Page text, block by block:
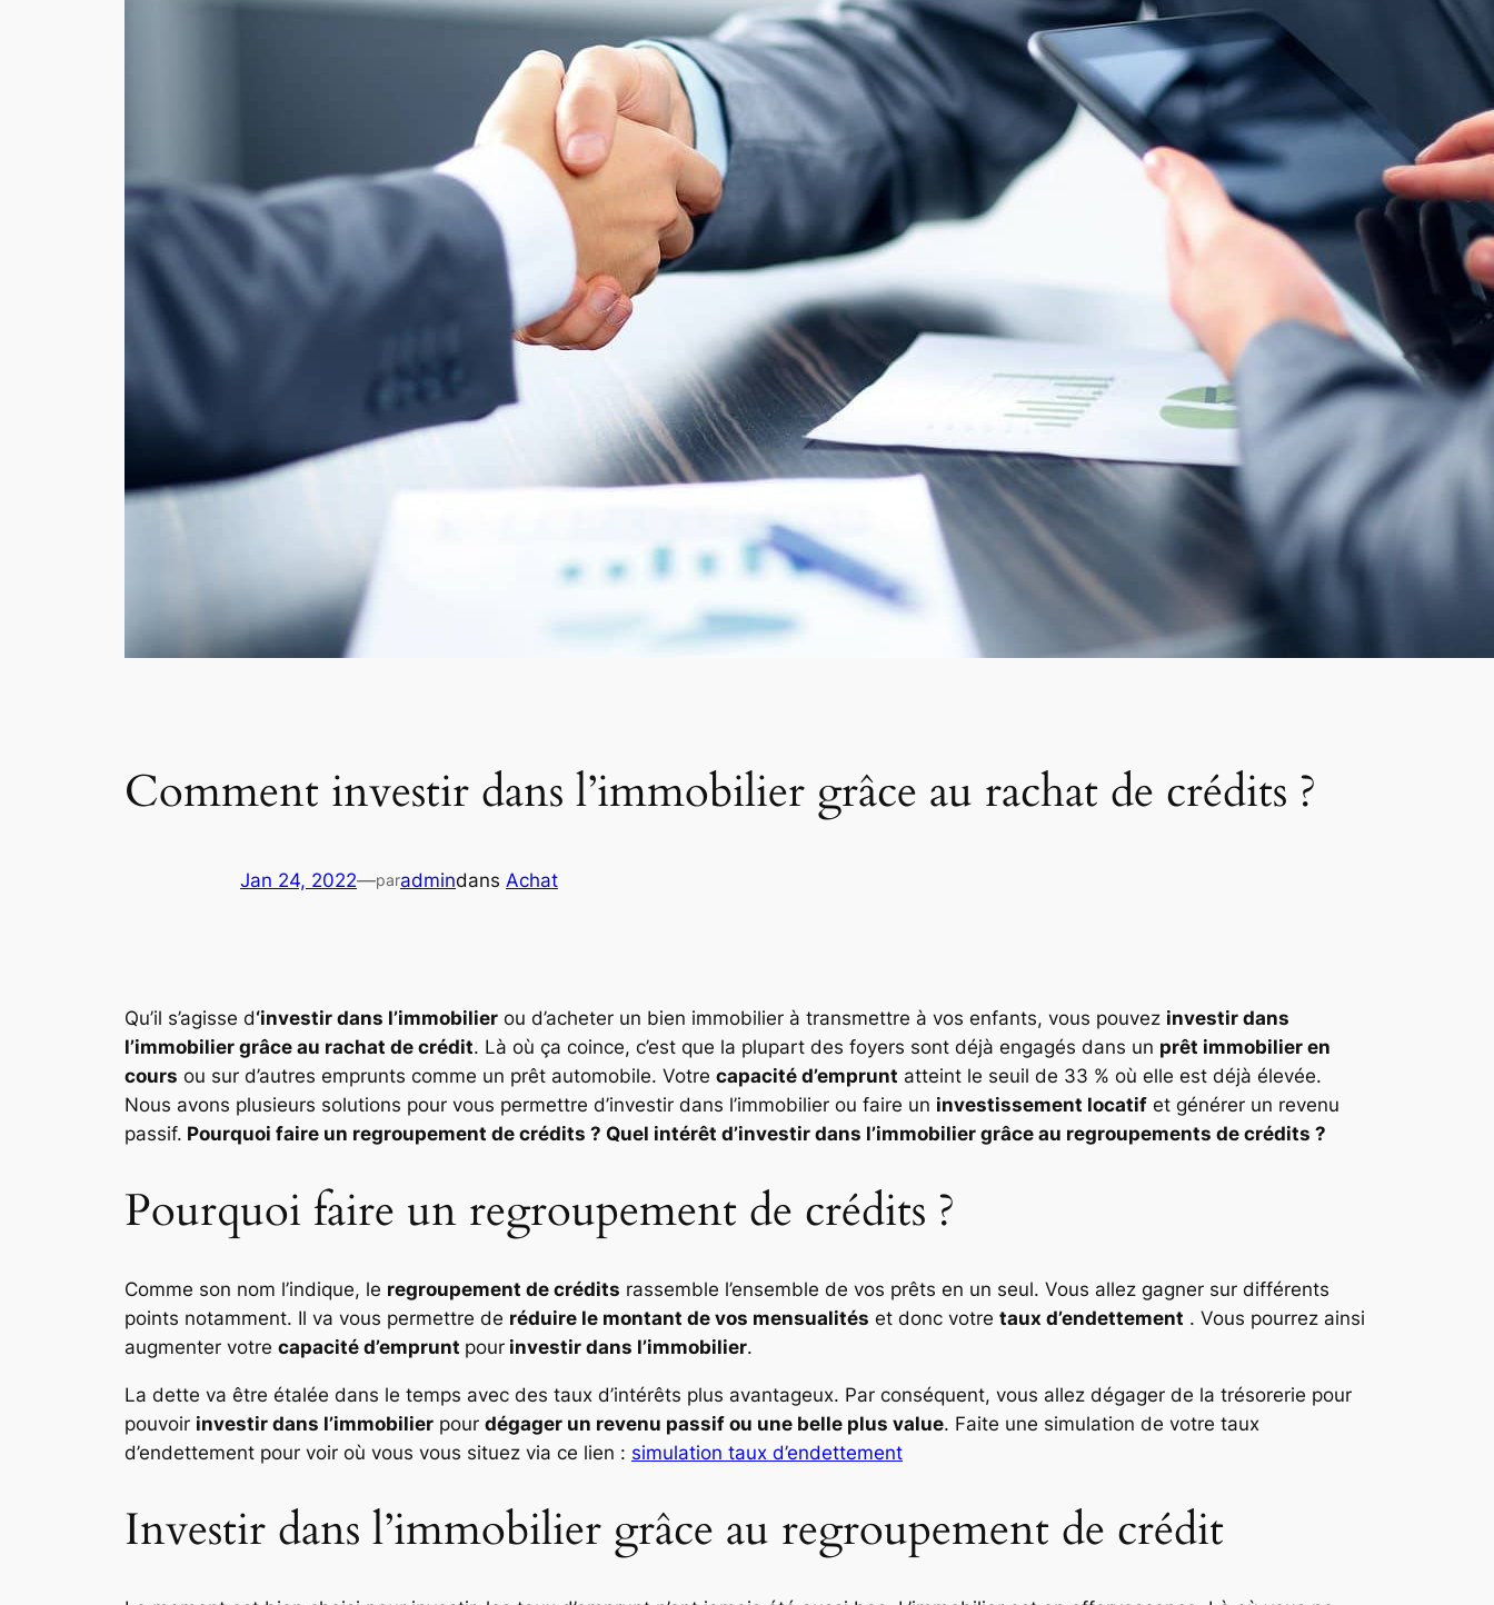
Comment investir dans l’immobilier grâce au rachat de crédits ?
Jan 24, 2022—paradmindans Achat
Qu’il s’agisse d‘investir dans l’immobilier ou d’acheter un bien immobilier à transmettre à vos enfants, vous pouvez investir dans
l’immobilier grâce au rachat de crédit. Là où ça coince, c’est que la plupart des foyers sont déjà engagés dans un prêt immobilier en
cours ou sur d’autres emprunts comme un prêt automobile. Votre capacité d’emprunt atteint le seuil de 33 % où elle est déjà élevée.
Nous avons plusieurs solutions pour vous permettre d’investir dans l’immobilier ou faire un investissement locatif et générer un revenu
passif. Pourquoi faire un regroupement de crédits ? Quel intérêt d’investir dans l’immobilier grâce au regroupements de crédits ?
Pourquoi faire un regroupement de crédits ?
Comme son nom l’indique, le regroupement de crédits rassemble l’ensemble de vos prêts en un seul. Vous allez gagner sur différents
points notamment. Il va vous permettre de réduire le montant de vos mensualités et donc votre taux d’endettement . Vous pourrez ainsi
augmenter votre capacité d’emprunt pour investir dans l’immobilier.
La dette va être étalée dans le temps avec des taux d’intérêts plus avantageux. Par conséquent, vous allez dégager de la trésorerie pour
pouvoir investir dans l’immobilier pour dégager un revenu passif ou une belle plus value. Faite une simulation de votre taux
d’endettement pour voir où vous vous situez via ce lien : simulation taux d’endettement
Investir dans l’immobilier grâce au regroupement de crédit